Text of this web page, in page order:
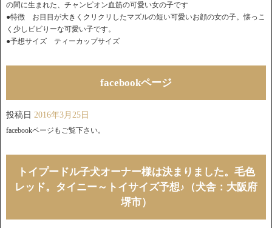
の間に生まれた、チャンピオン血筋の可愛い女の子です
●特徴 お目目が大きくクリクリしたマズルの短い可愛いお顔の女の子。懐っこ
く少しビビりーな可愛い子です。
●予想サイズ ティーカップサイズ
facebookページ
投稿日 2016年3月25日
facebookページもご覧下さい。
トイプードル子犬オーナー様は決まりました。毛色
レッド。タイニー～トイサイズ予想♪（犬舎：大阪府
堺市）